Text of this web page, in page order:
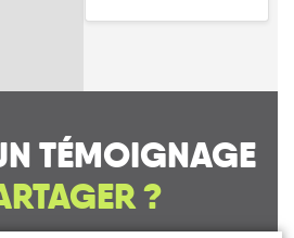
TÉMOIGNAGE
?